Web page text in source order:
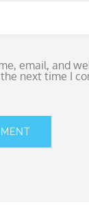
email, and
next time I